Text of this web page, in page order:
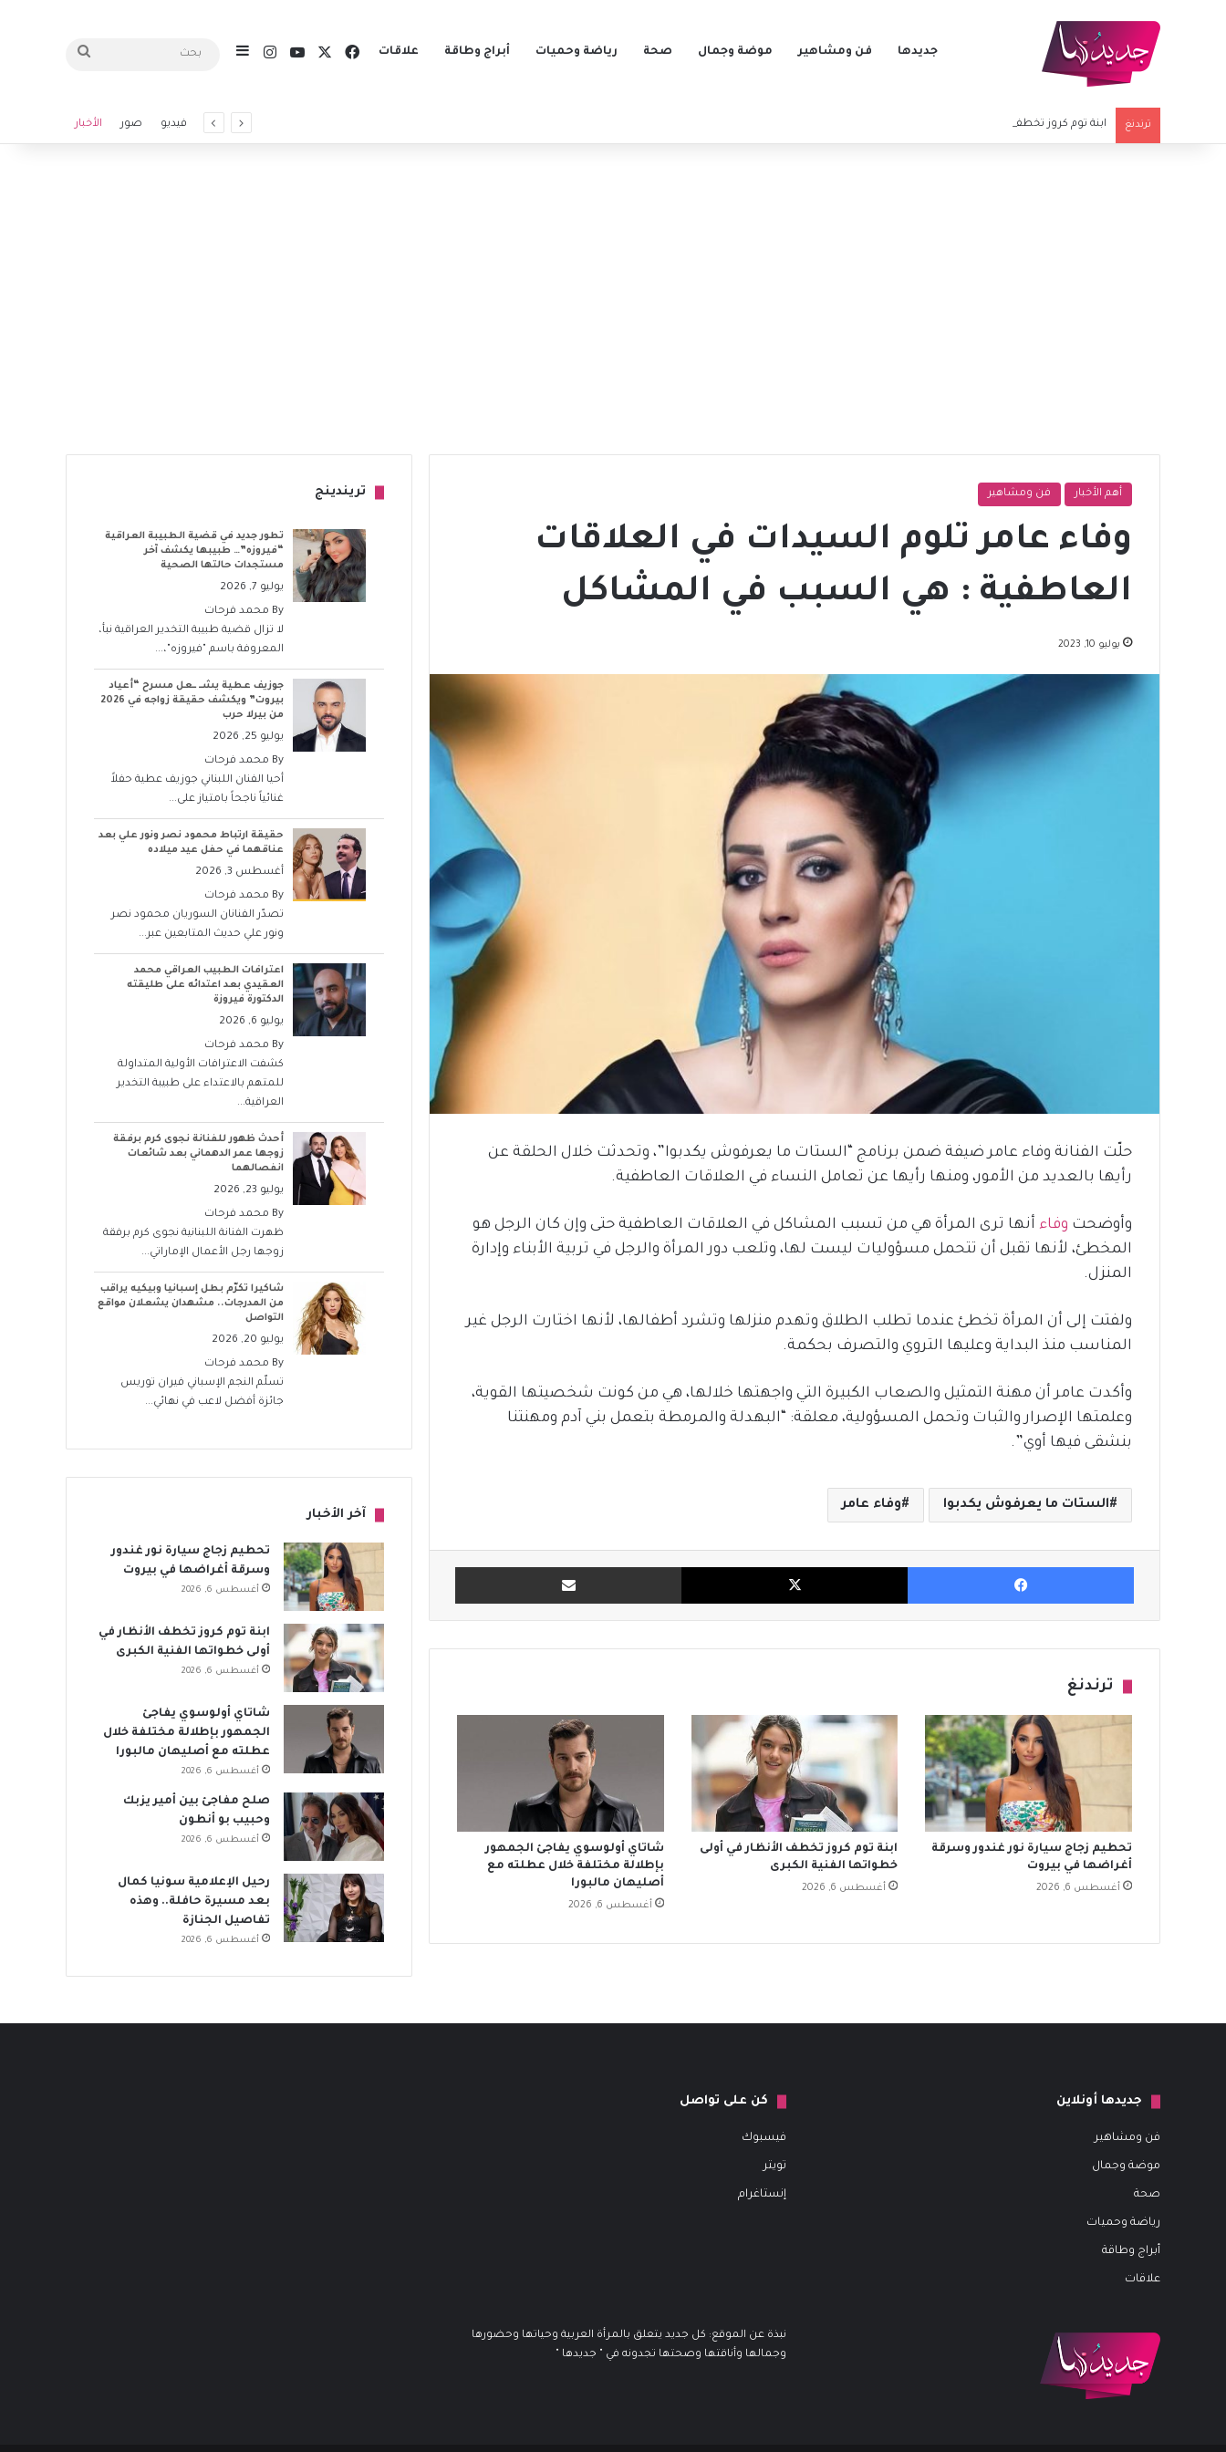
جديدها فن ومشاهير موضة وجمال صحة رياضة وحميات أبراج وطاقة علاقات فيسبوكيوتيوبانستقرامإضافة عمود جانبي بحث
ترندنغ ابنة توم كروز تخطف الأنظار في أولى خطواتها الفنية الكبرى فيديو صور الأخبار
أهم الأخبار فن ومشاهير
وفاء عامر تلوم السيدات في العلاقات
العاطفية : هي السبب في المشاكل
يوليو 10, 2023
حلّت الفنانة وفاء عامر ضيفة ضمن برنامج “الستات ما يعرفوش يكدبوا”، وتحدثت خلال الحلقة عن
رأيها بالعديد من الأمور، ومنها رأيها عن تعامل النساء في العلاقات العاطفية.
وأوضحت وفاء أنها ترى المرأة هي من تسبب المشاكل في العلاقات العاطفية حتى وإن كان الرجل هو
المخطئ، لأنها تقبل أن تتحمل مسؤوليات ليست لها، وتلعب دور المرأة والرجل في تربية الأبناء وإدارة
المنزل.
ولفتت إلى أن المرأة تخطئ عندما تطلب الطلاق وتهدم منزلها وتشرد أطفالها، لأنها اختارت الرجل غير
المناسب منذ البداية وعليها التروي والتصرف بحكمة.
وأكدت عامر أن مهنة التمثيل والصعاب الكبيرة التي واجهتها خلالها، هي من كونت شخصيتها القوية،
وعلمتها الإصرار والثبات وتحمل المسؤولية، معلقة: “البهدلة والمرمطة بتعمل بني آدم ومهنتنا
بنشقى فيها أوي”.
الستات ما يعرفوش يكدبوا وفاء عامر
فيسبوك X مشاركة بالبريد
ترندنغ
تحطيم زجاج سيارة نور غندور وسرقة
أغراضها في بيروت
أغسطس 6, 2026
ابنة توم كروز تخطف الأنظار في أولى
خطواتها الفنية الكبرى
أغسطس 6, 2026
شاتاي أولوسوي يفاجئ الجمهور
بإطلالة مختلفة خلال عطلته مع
أصليهان مالبورا
أغسطس 6, 2026
تريندينج
تطور جديد في قضية الطبيبة العراقية
“فيروزه”… طبيبها يكشف آخر
مستجدات حالتها الصحية
يوليو 7, 2026
By محمد فرحات
لا تزال قضية طبيبة التخدير العراقية نبأ،
المعروفة باسم "فيروزه"،...
جوزيف عطية يشــ ــعل مسرح “أعياد
بيروت” ويكشف حقيقة زواجه في 2026
من بيرلا حرب
يوليو 25, 2026
By محمد فرحات
أحيا الفنان اللبناني جوزيف عطية حفلاً
غنائياً ناجحاً بامتياز على...
حقيقة ارتباط محمود نصر ونور علي بعد
عناقهما في حفل عيد ميلاده
أغسطس 3, 2026
By محمد فرحات
تصدّر الفنانان السوريان محمود نصر
ونور علي حديث المتابعين عبر...
اعترافات الطبيب العراقي محمد
العقيدي بعد اعتدائه على طليقته
الدكتورة فيروزة
يوليو 6, 2026
By محمد فرحات
كشفت الاعترافات الأولية المتداولة
للمتهم بالاعتداء على طبيبة التخدير
العراقية...
أحدث ظهور للفنانة نجوى كرم برفقة
زوجها عمر الدهماني بعد شائعات
انفصالهما
يوليو 23, 2026
By محمد فرحات
ظهرت الفنانة اللبنانية نجوى كرم برفقة
زوجها رجل الأعمال الإماراتي...
شاكيرا تكرّم بطل إسبانيا وبيكيه يراقب
من المدرجات.. مشهدان يشعلان مواقع
التواصل
يوليو 20, 2026
By محمد فرحات
تسلّم النجم الإسباني فيران توريس
جائزة أفضل لاعب في نهائي...
آخر الأخبار
تحطيم زجاج سيارة نور غندور
وسرقة أغراضها في بيروت
أغسطس 6, 2026
ابنة توم كروز تخطف الأنظار في
أولى خطواتها الفنية الكبرى
أغسطس 6, 2026
شاتاي أولوسوي يفاجئ
الجمهور بإطلالة مختلفة خلال
عطلته مع أصليهان مالبورا
أغسطس 6, 2026
صلح مفاجئ بين أمير يزبك
وحبيب بو أنطون
أغسطس 6, 2026
رحيل الإعلامية سونيا كمال
بعد مسيرة حافلة.. وهذه
تفاصيل الجنازة
أغسطس 6, 2026
جديدها أونلاين
فن ومشاهير
موضة وجمال
صحة
رياضة وحميات
أبراج وطاقة
علاقات
كن على تواصل
فيسبوك
تويتر
إنستاغرام
نبذة عن الموقع: كل جديد يتعلق بالمرأة العربية وحياتها وحضورها
وجمالها وأناقتها وصحتها تجدونه في " جديدها "